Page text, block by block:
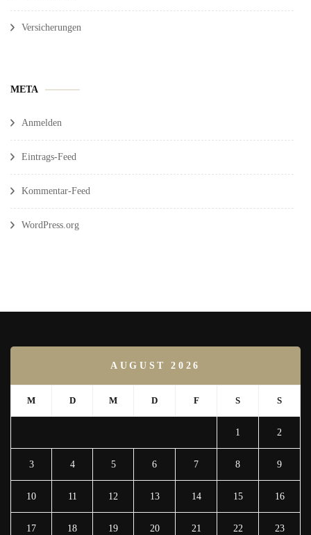
Versicherungen
META
Anmelden
Eintrags-Feed
Kommentar-Feed
WordPress.org
AUGUST 2026
M D M D F S S
1 2
3 4 5 6 7 8 9
10 11 12 13 14 15 16
17 18 19 20 21 22 23